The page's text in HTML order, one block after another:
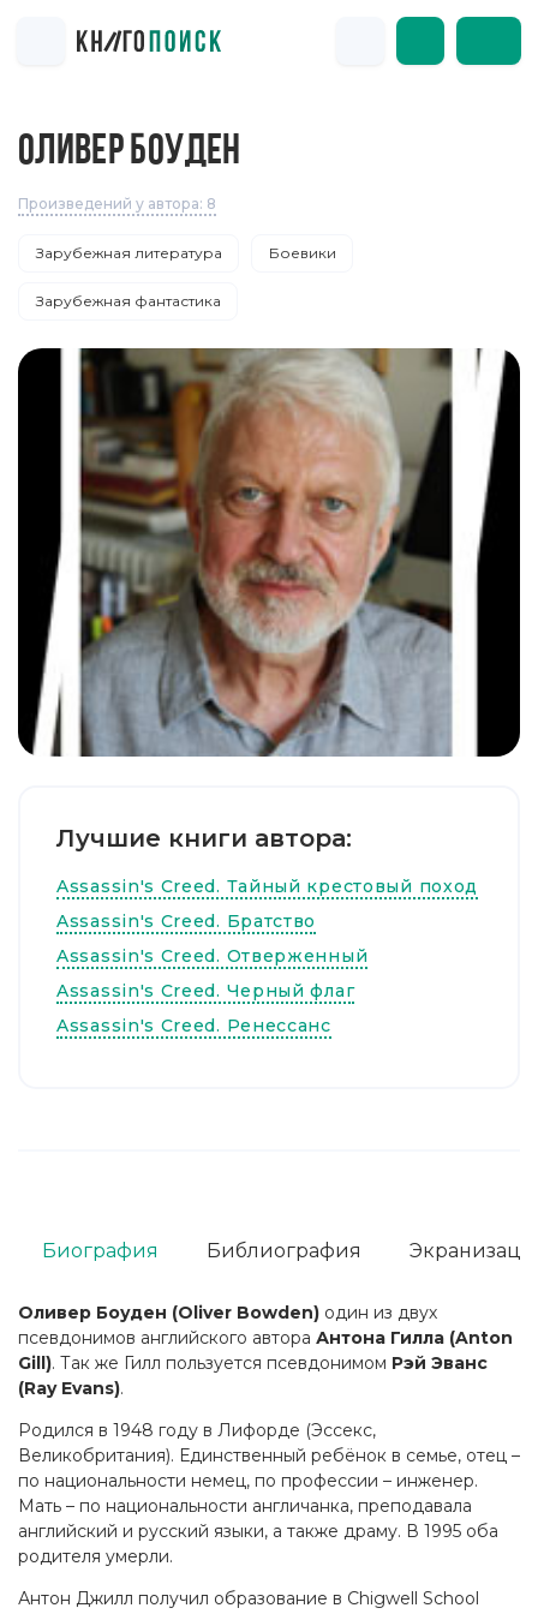
ОЛИВЕР БОУДЕН
Произведений у автора: 8
Зарубежная литература Боевики
Зарубежная фантастика
Лучшие книги автора:
Assassin's Creed. Тайный крестовый поход
Assassin's Creed. Братство
Assassin's Creed. Отверженный
Assassin's Creed. Черный флаг
Assassin's Creed. Ренессанс
Оливер Боуден (Oliver Bowden) один из двух
псевдонимов английского автора Антона Гилла (Anton
Gill). Так же Гилл пользуется псевдонимом Рэй Эванс
(Ray Evans).
Родился в 1948 году в Лифорде (Эссекс,
Великобритания). Единственный ребёнок в семье, отец –
по национальности немец, по профессии – инженер.
Мать – по национальности англичанка, преподавала
английский и русский языки, а также драму. В 1995 оба
родителя умерли.
Антон Джилл получил образование в Chigwell School
Биография Библиография